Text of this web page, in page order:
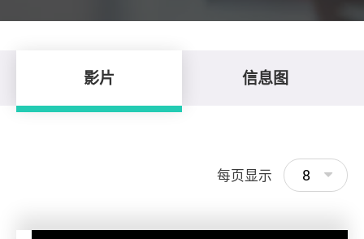
影片 信息图
每页显示 8